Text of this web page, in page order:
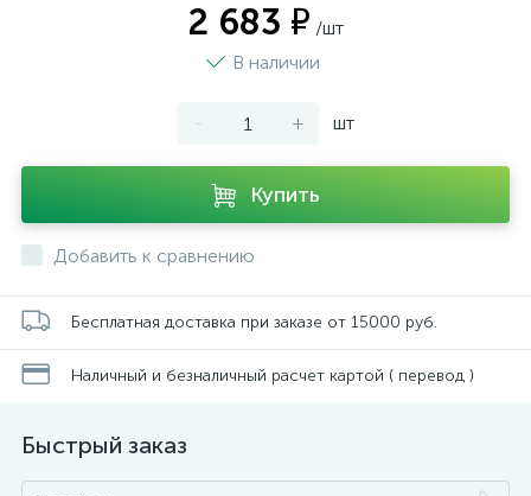
2 683 ₽ /шт
В наличии
- + шт
Купить
Добавить к сравнению
Бесплатная доставка при заказе от 15000 руб.
Наличный и безналичный расчет картой ( перевод )
Быстрый заказ